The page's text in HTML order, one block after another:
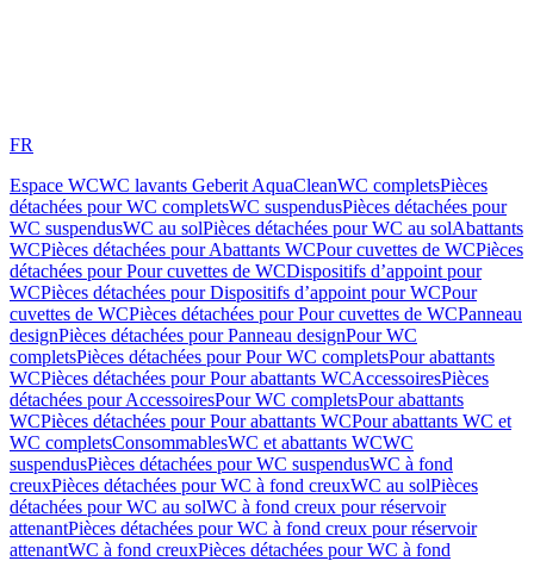
FR
Espace WCWC lavants Geberit AquaCleanWC completsPièces
détachées pour WC completsWC suspendusPièces détachées pour
WC suspendusWC au solPièces détachées pour WC au solAbattants
WCPièces détachées pour Abattants WCPour cuvettes de WCPièces
détachées pour Pour cuvettes de WCDispositifs d’appoint pour
WCPièces détachées pour Dispositifs d’appoint pour WCPour
cuvettes de WCPièces détachées pour Pour cuvettes de WCPanneau
designPièces détachées pour Panneau designPour WC
completsPièces détachées pour Pour WC completsPour abattants
WCPièces détachées pour Pour abattants WCAccessoiresPièces
détachées pour AccessoiresPour WC completsPour abattants
WCPièces détachées pour Pour abattants WCPour abattants WC et
WC completsConsommablesWC et abattants WCWC
suspendusPièces détachées pour WC suspendusWC à fond
creuxPièces détachées pour WC à fond creuxWC au solPièces
détachées pour WC au solWC à fond creux pour réservoir
attenantPièces détachées pour WC à fond creux pour réservoir
attenantWC à fond creuxPièces détachées pour WC à fond